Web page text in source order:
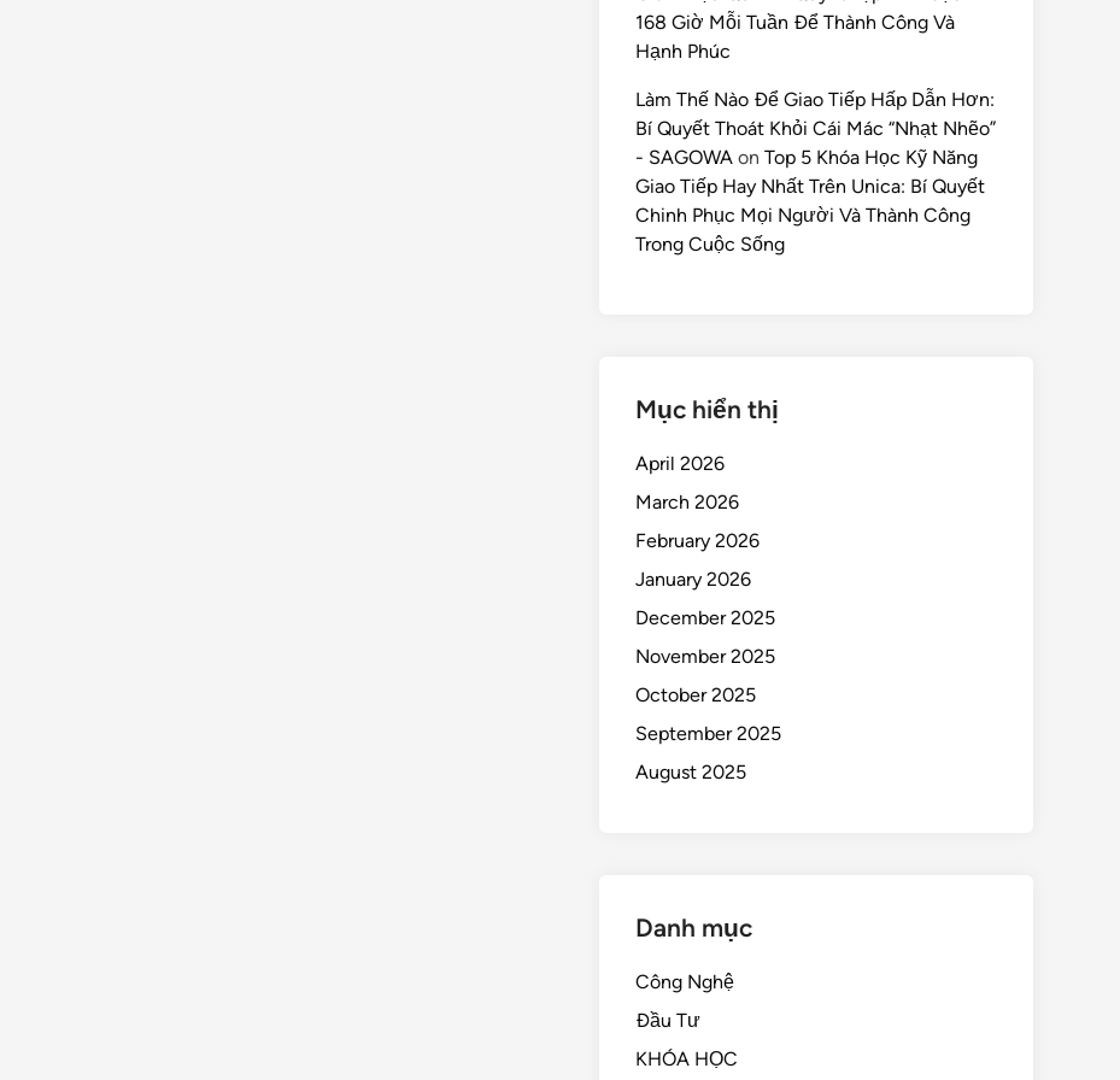
168 Giờ Mỗi Tuần Để Thành Công Và
Hạnh Phúc
Làm Thế Nào Để Giao Tiếp Hấp Dẫn Hơn:
Bí Quyết Thoát Khỏi Cái Mác “Nhạt Nhẽo”
- SAGOWA on Top 5 Khóa Học Kỹ Năng
Giao Tiếp Hay Nhất Trên Unica: Bí Quyết
Chinh Phục Mọi Người Và Thành Công
Trong Cuộc Sống
Mục hiển thị
April 2026
March 2026
February 2026
January 2026
December 2025
November 2025
October 2025
September 2025
August 2025
Danh mục
Công Nghệ
Đầu Tư
KHÓA HỌC